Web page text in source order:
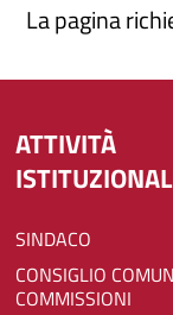
La pagina
ATTIVITÀ
SINDACO
CONSIGLIO COMUNALE E
COMMISSIONI